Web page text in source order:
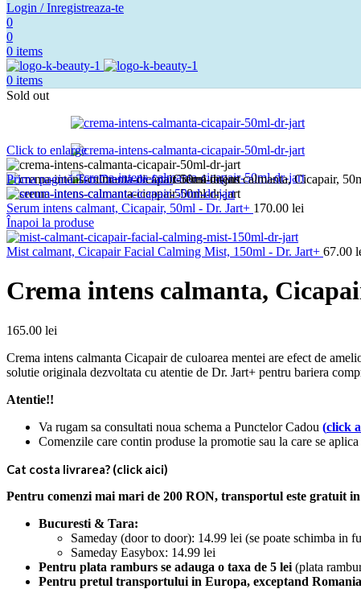
Login / Inregistreaza-te
0
0
0 items
0 items
Sold out
Click to enlarge
Prima paginăTenCrema de fataCrema intens calmanta, Cicapair,
Serum intens calmant, Cicapair, 50ml - Dr. Jart+ 170.00 lei
Înapoi la produse
Mist calmant, Cicapair Facial Calming Mist, 150ml - Dr. Jart+ 67.00
Crema intens calmanta,
165.00 lei
Crema intens calmanta Cicapair de culoarea mentei are efect de
solutie originala dezvoltata cu atentie de Dr. Jart+ pentru bariera
Atentie!!
Va rugam sa consultati noua schema a Punctelor Cadou (click
Comenzile care contin produse la promotie sau la care se
Cat costa livrarea? (click aici)
Pentru comenzi mai mari de 200 RON, transportul este gratuit
Bucuresti & Tara:
Sameday (door to door): 14.99 lei (se poate schimba in
Sameday Easybox: 14.99 lei
Pentru plata ramburs se adauga o taxa de 5 lei (plata
Pentru pretul transportului in Europa, exceptand